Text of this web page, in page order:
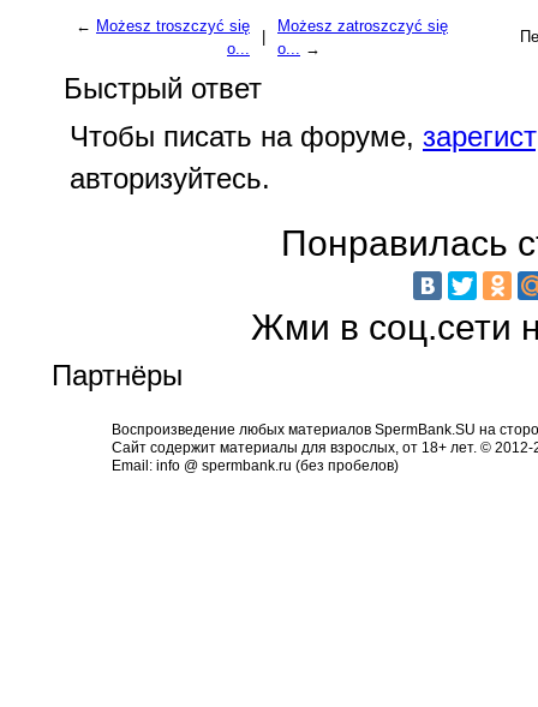
← Możesz troszczyć się
o...
Możesz zatroszczyć się
o... →
Быстрый ответ
Чтобы писать на форуме,
авторизуйтесь.
Понравилась
Жми в соц.сети
Партнёры
Воспроизведение любых материалов SpermBank.SU на
Сайт содержит материалы для взрослых, от 18+ лет. ©
Email: info @ spermbank.ru (без пробелов)